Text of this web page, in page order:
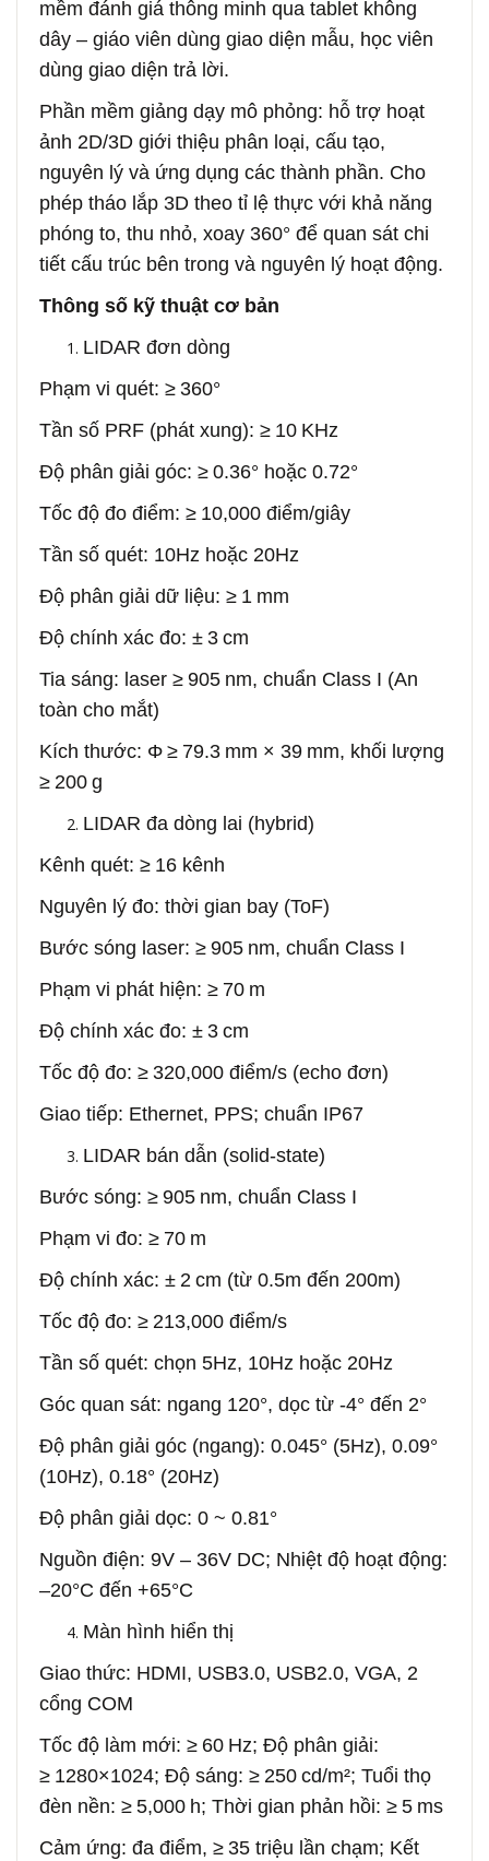
mềm đánh giá thông minh qua tablet không
dây – giáo viên dùng giao diện mẫu, học viên
dùng giao diện trả lời.
Phần mềm giảng dạy mô phỏng: hỗ trợ hoạt
ảnh 2D/3D giới thiệu phân loại, cấu tạo,
nguyên lý và ứng dụng các thành phần. Cho
phép tháo lắp 3D theo tỉ lệ thực với khả năng
phóng to, thu nhỏ, xoay 360° để quan sát chi
tiết cấu trúc bên trong và nguyên lý hoạt động.
Thông số kỹ thuật cơ bản
LIDAR đơn dòng
Phạm vi quét: ≥ 360°
Tần số PRF (phát xung): ≥ 10 KHz
Độ phân giải góc: ≥ 0.36° hoặc 0.72°
Tốc độ đo điểm: ≥ 10,000 điểm/giây
Tần số quét: 10Hz hoặc 20Hz
Độ phân giải dữ liệu: ≥ 1 mm
Độ chính xác đo: ± 3 cm
Tia sáng: laser ≥ 905 nm, chuẩn Class I (An
toàn cho mắt)
Kích thước: Φ ≥ 79.3 mm × 39 mm, khối lượng
≥ 200 g
LIDAR đa dòng lai (hybrid)
Kênh quét: ≥ 16 kênh
Nguyên lý đo: thời gian bay (ToF)
Bước sóng laser: ≥ 905 nm, chuẩn Class I
Phạm vi phát hiện: ≥ 70 m
Độ chính xác đo: ± 3 cm
Tốc độ đo: ≥ 320,000 điểm/s (echo đơn)
Giao tiếp: Ethernet, PPS; chuẩn IP67
LIDAR bán dẫn (solid‑state)
Bước sóng: ≥ 905 nm, chuẩn Class I
Phạm vi đo: ≥ 70 m
Độ chính xác: ± 2 cm (từ 0.5m đến 200m)
Tốc độ đo: ≥ 213,000 điểm/s
Tần số quét: chọn 5Hz, 10Hz hoặc 20Hz
Góc quan sát: ngang 120°, dọc từ -4° đến 2°
Độ phân giải góc (ngang): 0.045° (5Hz), 0.09°
(10Hz), 0.18° (20Hz)
Độ phân giải dọc: 0 ~ 0.81°
Nguồn điện: 9V – 36V DC; Nhiệt độ hoạt động:
–20°C đến +65°C
Màn hình hiển thị
Giao thức: HDMI, USB3.0, USB2.0, VGA, 2
cổng COM
Tốc độ làm mới: ≥ 60 Hz; Độ phân giải:
≥ 1280×1024; Độ sáng: ≥ 250 cd/m²; Tuổi thọ
đèn nền: ≥ 5,000 h; Thời gian phản hồi: ≥ 5 ms
Cảm ứng: đa điểm, ≥ 35 triệu lần chạm; Kết